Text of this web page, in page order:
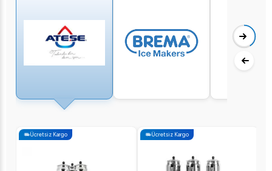
Ücretsiz Kargo Ücretsiz Kargo